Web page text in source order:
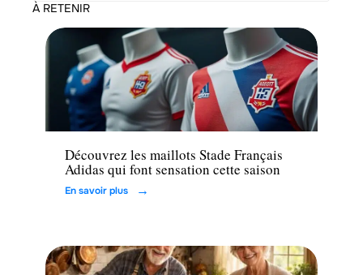
À RETENIR
Entreprise
Découvrez les maillots Stade Français
Adidas qui font sensation cette saison
En savoir plus